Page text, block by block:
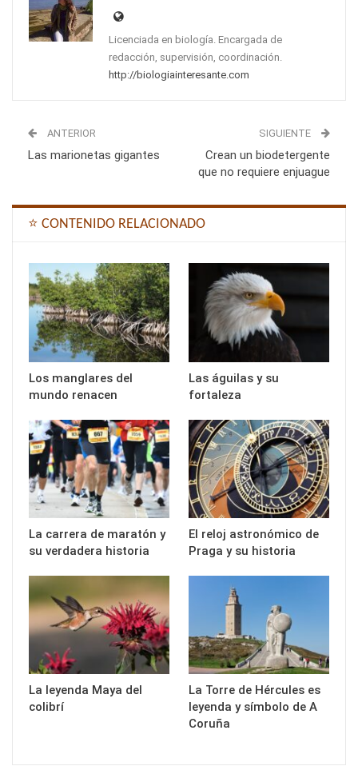
Licenciada en biología. Encargada de
redacción, supervisión, coordinación.
http://biologiainteresante.com
ANTERIOR
Las marionetas gigantes
SIGUIENTE
Crean un biodetergente
que no requiere enjuague
⭐ CONTENIDO RELACIONADO
Los manglares del
mundo renacen
Las águilas y su
fortaleza
La carrera de maratón y
su verdadera historia
El reloj astronómico de
Praga y su historia
La leyenda Maya del
colibrí
La Torre de Hércules es
leyenda y símbolo de A
Coruña